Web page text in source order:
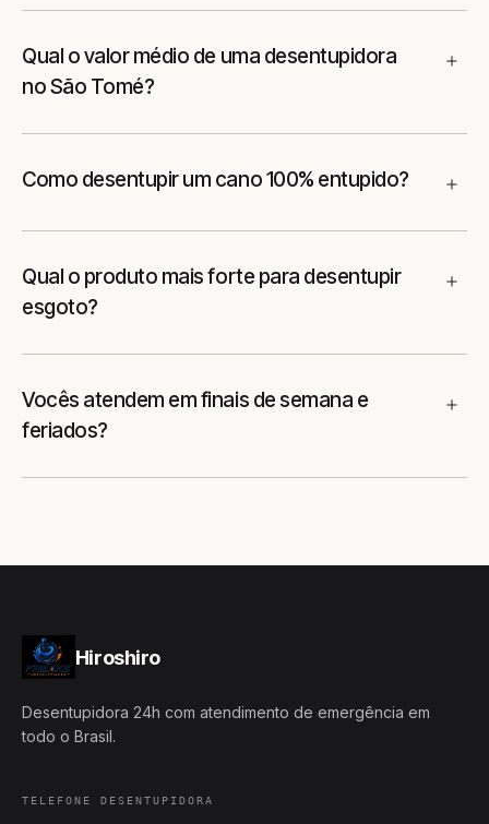
Qual o valor médio de uma desentupidora
no São Tomé?
Como desentupir um cano 100% entupido?
Qual o produto mais forte para desentupir
esgoto?
Vocês atendem em finais de semana e
feriados?
Hiroshiro
Desentupidora 24h com atendimento de emergência em
todo o Brasil.
TELEFONE DESENTUPIDORA